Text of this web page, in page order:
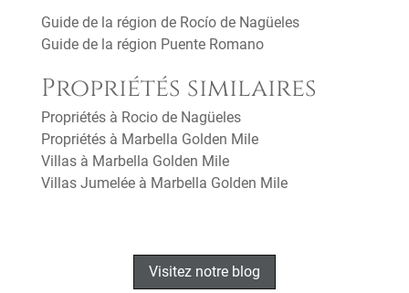
Guide de la région de Rocío de Nagüeles
Guide de la région Puente Romano
Propriétés similaires
Propriétés à Rocio de Nagüeles
Propriétés à Marbella Golden Mile
Villas à Marbella Golden Mile
Villas Jumelée à Marbella Golden Mile
Visitez notre blog